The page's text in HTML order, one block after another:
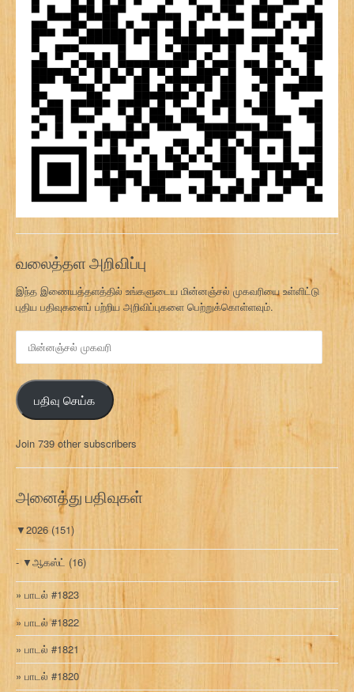
வலைத்தள அறிவிப்பு
இந்த இணையத்தளத்தில் உங்களுடைய மின்னஞ்சல் முகவரியை உள்ளிட்டு
புதிய பதிவுகளைப் பற்றிய அறிவிப்புகளை பெற்றுக்கொள்ளவும்.
ஞ்
ச
ல்
க
வ
பதிவு செய்க
Join 739 other subscribers
அனைத்து பதிவுகள்
▼2026 (151)
▼ஆகஸ்ட் (16)
பாடல் #1823
பாடல் #1822
பாடல் #1821
பாடல் #1820